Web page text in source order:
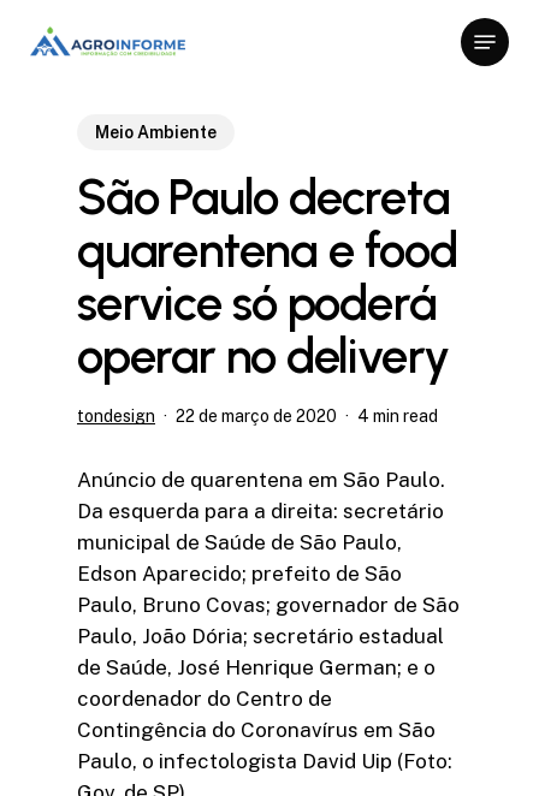
Menu
Meio Ambiente
São Paulo decreta
quarentena e food
service só poderá
operar no delivery
tondesign 22 de março de 2020 4 min read
Anúncio de quarentena em São Paulo.
Da esquerda para a direita: secretário
municipal de Saúde de São Paulo,
Edson Aparecido; prefeito de São
Paulo, Bruno Covas; governador de São
Paulo, João Dória; secretário estadual
de Saúde, José Henrique German; e o
coordenador do Centro de
Contingência do Coronavírus em São
Paulo, o infectologista David Uip (Foto: